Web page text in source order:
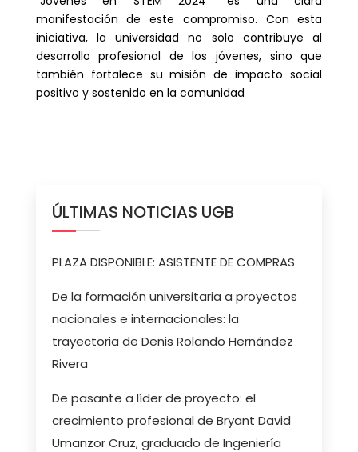
manifestación de este compromiso. Con esta
iniciativa, la universidad no solo contribuye al
desarrollo profesional de los jóvenes, sino que
también fortalece su misión de impacto social
positivo y sostenido en la comunidad
ÚLTIMAS NOTICIAS UGB
PLAZA DISPONIBLE: ASISTENTE DE COMPRAS
De la formación universitaria a proyectos
nacionales e internacionales: la
trayectoria de Denis Rolando Hernández
Rivera
De pasante a líder de proyecto: el
crecimiento profesional de Bryant David
Umanzor Cruz, graduado de Ingeniería